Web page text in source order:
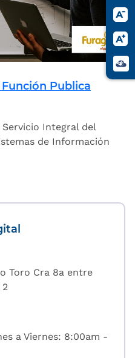
Publica
Integral del
de Información
Toro Cra 8a entre
2
a Viernes: 8:00am -